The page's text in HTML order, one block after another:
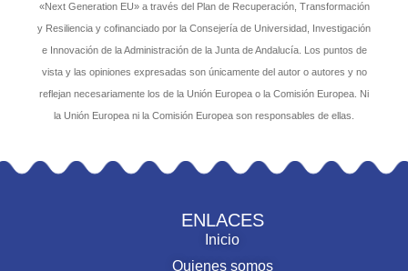
«Next Generation EU» a través del Plan de Recuperación, Transformación
y Resiliencia y cofinanciado por la Consejería de Universidad, Investigación
e Innovación de la Administración de la Junta de Andalucía. Los puntos de
vista y las opiniones expresadas son únicamente del autor o autores y no
reflejan necesariamente los de la Unión Europea o la Comisión Europea. Ni
la Unión Europea ni la Comisión Europea son responsables de ellas.
ENLACES
Inicio
Quienes somos